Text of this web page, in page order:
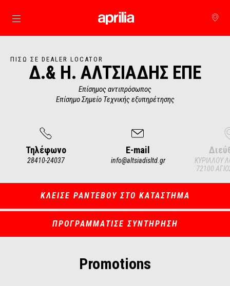
Μετάβαση στο κυρίως περιεχόμενο
ΠΊΣΩ ΣΕ DEALER LOCATOR
Δ.& Η. ΑΛΤΣΙΑΔΗΣ ΕΠΕ
Επίσημος αντιπρόσωπος
Επίσημο Σημείο Τεχνικής εξυπηρέτησης
Τηλέφωνο
28410-24037
E-mail
info@altsiadisltd.gr
ΚΥΡΙΛΛΟΥ
72100
of
ΚΛΕΙΣΕ ΡΑΝΤΕΒΟΥ ΣΤΟ ΚΑΤΑΣΤΗΜΑ
ΠΡΟΓΡΑΜΜΑΤΙΣΕ ΣΥΝΤΗΡΗΣΗ
Promotions